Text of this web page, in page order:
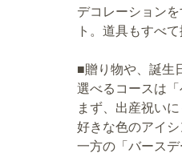
デコレーション
ト。道具もすべ
■贈り物や、誕生
選べるコースは
まず、出産祝い
好きな色のアイ
一方の「バース